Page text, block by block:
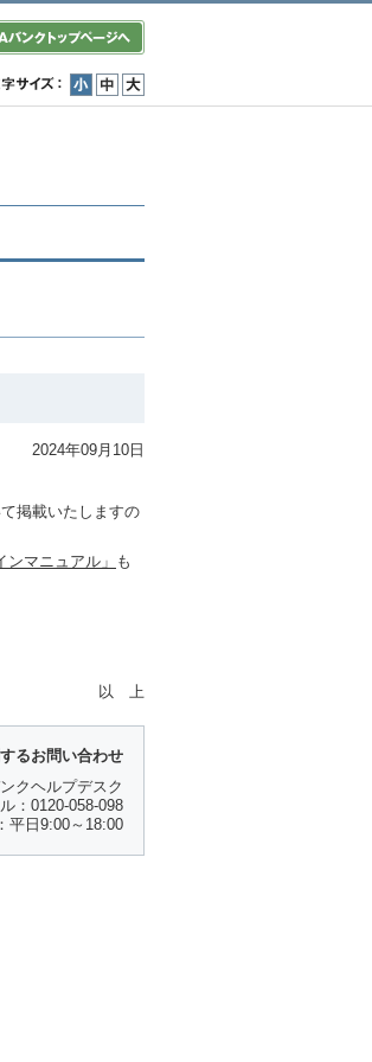
小 中 大
2024年09月10日
掲載いたしますの
ンマニュアル」
も
以 上
るお問い合わせ
クヘルプデスク
：0120-058-098
平日9:00～18:00